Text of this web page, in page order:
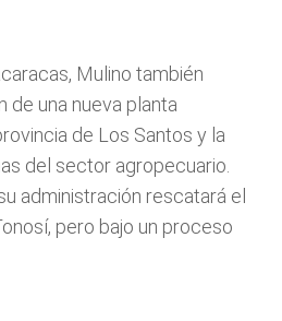
Mulino también
de una nueva planta
de Los Santos y la
del sector agropecuario.
administración rescatará el
pero bajo un proceso